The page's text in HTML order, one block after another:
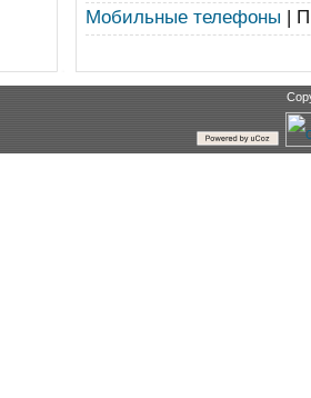
Мобильные телефоны |